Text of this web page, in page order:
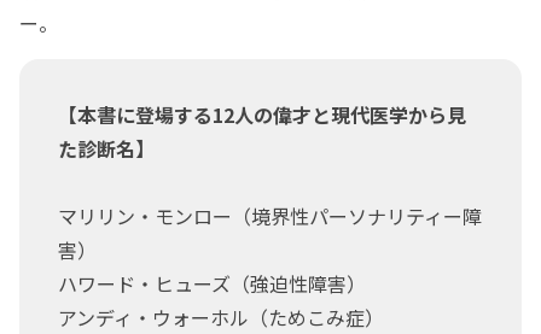
ー。
【本書に登場する12人の偉才と現代医学から見
た診断名】
マリリン・モンロー（境界性パーソナリティー障
害）
ハワード・ヒューズ（強迫性障害）
アンディ・ウォーホル（ためこみ症）